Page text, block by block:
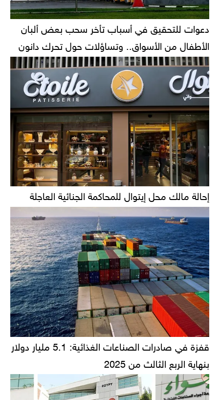
دعوات للتحقيق في أسباب تأخر سحب بعض ألبان
الأطفال من الأسواق.. وتساؤلات حول تحرك دانون
إحالة مالك محل إيتوال للمحاكمة الجنائية العاجلة
قفزة في صادرات الصناعات الغذائية: 5.1 مليار دولار
بنهاية الربع الثالث من 2025